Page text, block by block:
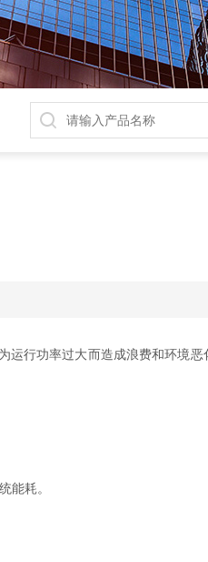
行功率过大而造成浪费和环境恶
能耗。